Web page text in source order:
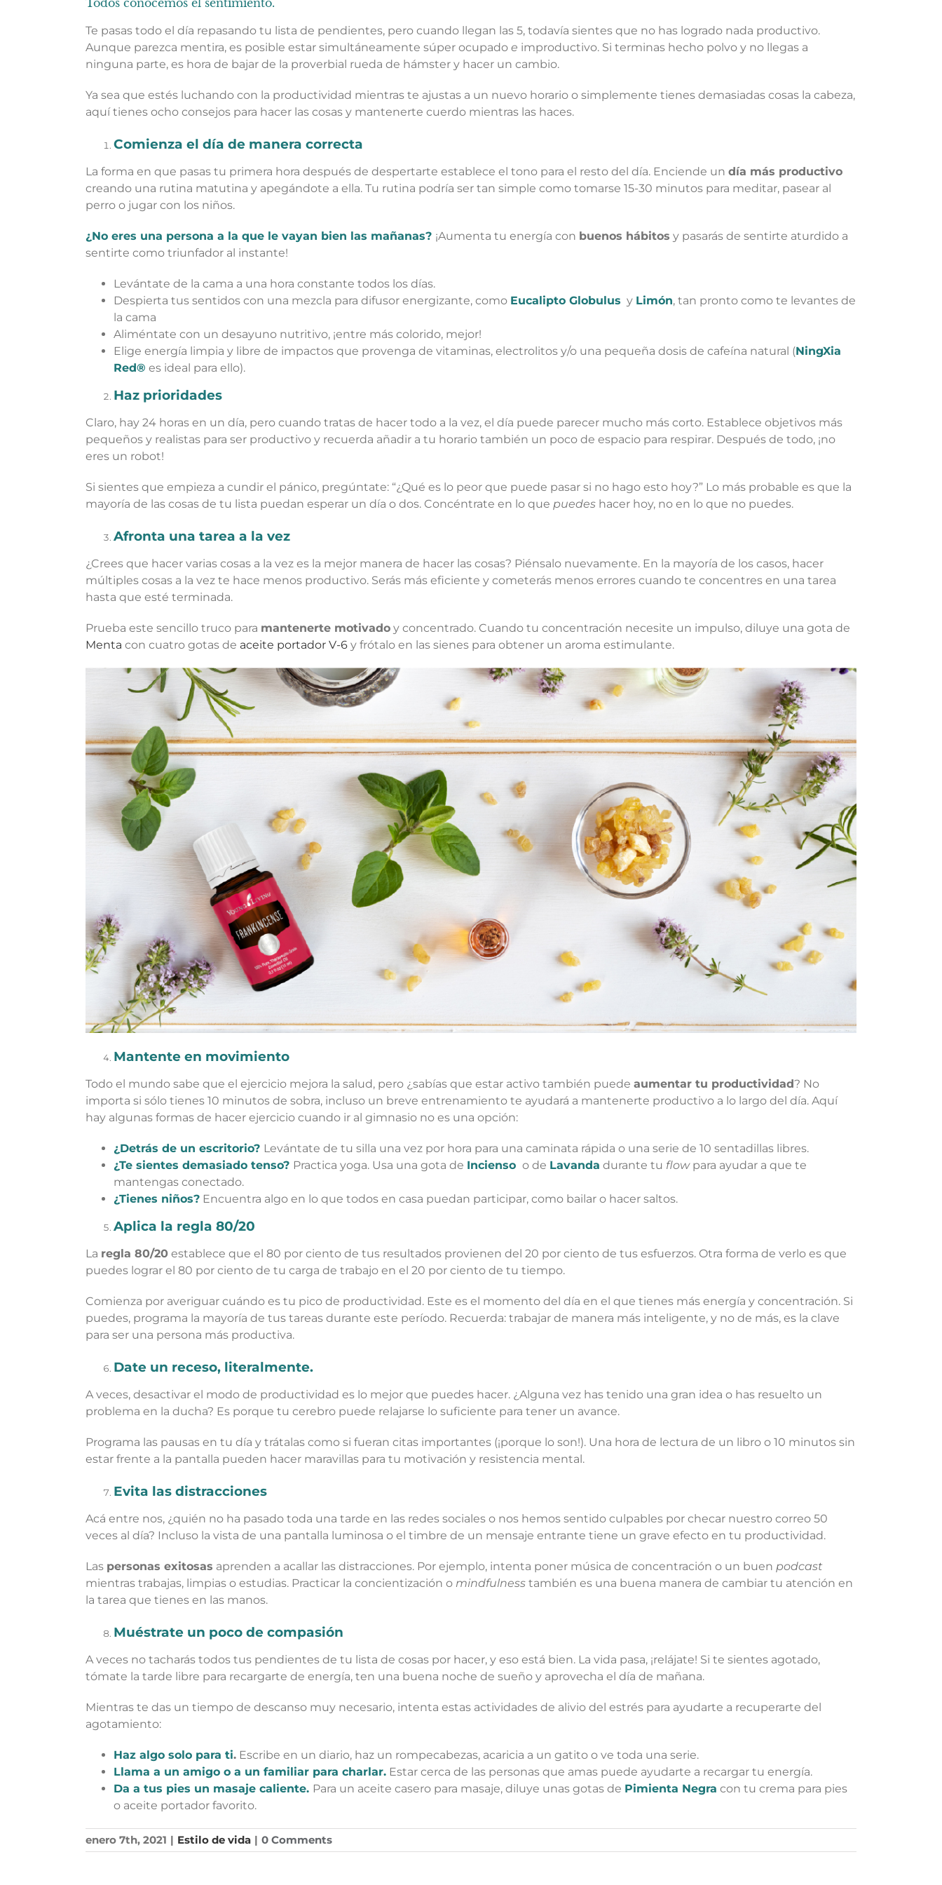
Te pasas todo el día repasando tu lista de pendientes, pero cuando llegan las 5, todavía sientes que no has logrado nada productivo.
Aunque parezca mentira, es posible estar simultáneamente súper ocupado e improductivo. Si terminas hecho polvo y no llegas a
ninguna parte, es hora de bajar de la proverbial rueda de hámster y hacer un cambio.
Ya sea que estés luchando con la productividad mientras te ajustas a un nuevo horario o simplemente tienes demasiadas cosas la cabeza,
aquí tienes ocho consejos para hacer las cosas y mantenerte cuerdo mientras las haces.
Comienza el día de manera correcta
La forma en que pasas tu primera hora después de despertarte establece el tono para el resto del día. Enciende un día más productivo
creando una rutina matutina y apegándote a ella. Tu rutina podría ser tan simple como tomarse 15-30 minutos para meditar, pasear al
perro o jugar con los niños.
¿No eres una persona a la que le vayan bien las mañanas? ¡Aumenta tu energía con buenos hábitos y pasarás de sentirte aturdido a
sentirte como triunfador al instante!
Levántate de la cama a una hora constante todos los días.
Despierta tus sentidos con una mezcla para difusor energizante, como Eucalipto Globulus y Limón, tan pronto como te levantes de
la cama
Aliméntate con un desayuno nutritivo, ¡entre más colorido, mejor!
Elige energía limpia y libre de impactos que provenga de vitaminas, electrolitos y/o una pequeña dosis de cafeína natural (NingXia
Red® es ideal para ello).
Haz prioridades
Claro, hay 24 horas en un día, pero cuando tratas de hacer todo a la vez, el día puede parecer mucho más corto. Establece objetivos más
pequeños y realistas para ser productivo y recuerda añadir a tu horario también un poco de espacio para respirar. Después de todo, ¡no
eres un robot!
Si sientes que empieza a cundir el pánico, pregúntate: “¿Qué es lo peor que puede pasar si no hago esto hoy?” Lo más probable es que la
mayoría de las cosas de tu lista puedan esperar un día o dos. Concéntrate en lo que puedes hacer hoy, no en lo que no puedes.
Afronta una tarea a la vez
¿Crees que hacer varias cosas a la vez es la mejor manera de hacer las cosas? Piénsalo nuevamente. En la mayoría de los casos, hacer
múltiples cosas a la vez te hace menos productivo. Serás más eficiente y cometerás menos errores cuando te concentres en una tarea
hasta que esté terminada.
Prueba este sencillo truco para mantenerte motivado y concentrado. Cuando tu concentración necesite un impulso, diluye una gota de
Menta con cuatro gotas de aceite portador V-6 y frótalo en las sienes para obtener un aroma estimulante.
Mantente en movimiento
Todo el mundo sabe que el ejercicio mejora la salud, pero ¿sabías que estar activo también puede aumentar tu productividad? No
importa si sólo tienes 10 minutos de sobra, incluso un breve entrenamiento te ayudará a mantenerte productivo a lo largo del día. Aquí
hay algunas formas de hacer ejercicio cuando ir al gimnasio no es una opción:
¿Detrás de un escritorio? Levántate de tu silla una vez por hora para una caminata rápida o una serie de 10 sentadillas libres.
¿Te sientes demasiado tenso? Practica yoga. Usa una gota de Incienso o de Lavanda durante tu flowpara ayudar a que te
mantengas conectado.
¿Tienes niños? Encuentra algo en lo que todos en casa puedan participar, como bailar o hacer saltos.
Aplica la regla 80/20
La regla 80/20 establece que el 80 por ciento de tus resultados provienen del 20 por ciento de tus esfuerzos. Otra forma de verlo es que
puedes lograr el 80 por ciento de tu carga de trabajo en el 20 por ciento de tu tiempo.
Comienza por averiguar cuándo es tu pico de productividad. Este es el momento del día en el que tienes más energía y concentración. Si
puedes, programa la mayoría de tus tareas durante este período. Recuerda: trabajar de manera más inteligente, y no de más, es la clave
para ser una persona más productiva.
Date un receso, literalmente.
A veces, desactivar el modo de productividad es lo mejor que puedes hacer. ¿Alguna vez has tenido una gran idea o has resuelto un
problema en la ducha? Es porque tu cerebro puede relajarse lo suficiente para tener un avance.
Programa las pausas en tu día y trátalas como si fueran citas importantes (¡porque lo son!). Una hora de lectura de un libro o 10 minutos sin
estar frente a la pantalla pueden hacer maravillas para tu motivación y resistencia mental.
Evita las distracciones
Acá entre nos, ¿quién no ha pasado toda una tarde en las redes sociales o nos hemos sentido culpables por checar nuestro correo 50
veces al día? Incluso la vista de una pantalla luminosa o el timbre de un mensaje entrante tiene un grave efecto en tu productividad.
Las personas exitosas aprenden a acallar las distracciones. Por ejemplo, intenta poner música de concentración o un buen podcast
mientras trabajas, limpias o estudias. Practicar la concientización o mindfulness también es una buena manera de cambiar tu atención en
la tarea que tienes en las manos.
Muéstrate un poco de compasión
A veces no tacharás todos tus pendientes de tu lista de cosas por hacer, y eso está bien. La vida pasa, ¡relájate! Si te sientes agotado,
tómate la tarde libre para recargarte de energía, ten una buena noche de sueño y aprovecha el día de mañana.
Mientras te das un tiempo de descanso muy necesario, intenta estas actividades de alivio del estrés para ayudarte a recuperarte del
agotamiento:
Haz algo solo para ti. Escribe en un diario, haz un rompecabezas, acaricia a un gatito o ve toda una serie.
Llama a un amigo o a un familiar para charlar. Estar cerca de las personas que amas puede ayudarte a recargar tu energía.
Da a tus pies un masaje caliente. Para un aceite casero para masaje, diluye unas gotas de Pimienta Negra con tu crema para pies
o aceite portador favorito.
enero 7th, 2021 | Estilo de vida | 0 Comments